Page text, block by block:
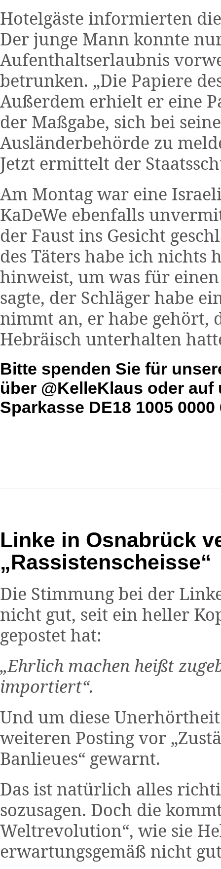
Hotelgäste informierten
Der junge Mann konnte
Aufenthaltserlaubnis
betrunken. „Die Papiere
Außerdem erhielt er eine
der Maßgabe, sich bei
Ausländerbehörde zu
Jetzt ermittelt der
Am Montag war eine
KaDeWe ebenfalls
der Faust ins Gesicht
des Täters habe ich nichts
hinweist, um was für
sagte, der Schläger habe
nimmt an, er habe gehört,
Hebräisch unterhalten
Bitte spenden Sie für
über @KelleKlaus oder
Sparkasse DE18 1005
Linke in Osnabrück
„Rassistenscheisse“
Die Stimmung bei der
nicht gut, seit ein heller
gepostet hat:
„Ehrlich machen heißt
importiert“.
Und um diese
weiteren Posting vor
Banlieues“ gewarnt.
Das ist natürlich alles
sozusagen. Doch die
Weltrevolution“, wie sie
erwartungsgemäß nicht